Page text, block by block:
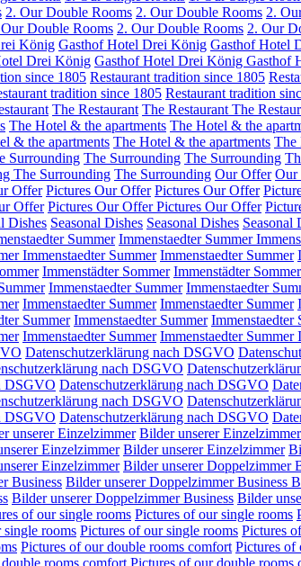
2. Our Double Rooms 2. Our Double Rooms 2.
Double Rooms 2. Our Double Rooms 2. Our
König Gasthof Hotel Drei König Gasthof Hotel
Drei König Gasthof Hotel Drei König Gasthof
since 1805 Restaurant tradition since 1805
tradition since 1805 Restaurant tradition
The Restaurant The Restaurant The
The Hotel & the apartments The Hotel & the
& the apartments The Hotel & the apartments The
Surrounding The Surrounding The Surrounding
The Surrounding The Surrounding Our Offer Our
Offer Pictures Our Offer Pictures Our Offer
Offer Pictures Our OfferPictures Our Offer
Dishes Seasonal Dishes Seasonal Dishes Seasonal
Summer Immenstaedter Summer
Immenstaedter Summer Immenstaedter Summer
Immenstädter Sommer Immenstädter Sommer
Immenstaedter Summer Immenstaedter
Immenstaedter Summer Immenstaedter Summer
Summer Immenstaedter Summer Immenstaedter
Immenstaedter Summer Immenstaedter Summer
Datenschutzerklärung nach DSGVO
nach DSGVO
DSGVO Datenschutzerklärung nach DSGVO
nach DSGVO
DSGVO Datenschutzerklärung nach DSGVO
unserer Einzelzimmer Bilder unserer Einzelzimmer
Einzelzimmer Bilder unserer Einzelzimmer
Einzelzimmer Bilder unserer Doppelzimmer
Business Bilder unserer Doppelzimmer Business
Bilder unserer Doppelzimmer Business Bilder
of our single rooms Pictures of our single rooms
single rooms Pictures of our single rooms Pictures
Pictures of our double rooms comfort Pictures of
rooms comfort Pictures of our double rooms